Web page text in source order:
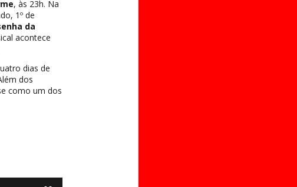
, às 23h. Na
1º de
da
acontece
dias de
dos
como um dos